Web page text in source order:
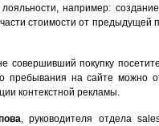
например:
стоимости от предыдущей
совершивший покупку
пребывания на сайте можно
контекстной рекламы.
, руководителя отдела